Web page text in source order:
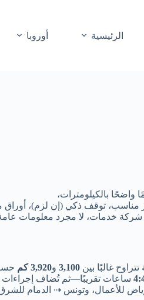
الرئيسية أوروبا
واضحًا بالكيلومترات،
توقف ذكي (إن لزم)، أوراق
خدمات، لا مجرد معلومات
غالبًا بين 3,100 و3,920 كم
ساعات تقريبًا—ثم تُضاف إجراءات
للأعمال، وتونس ⇢ الدمام